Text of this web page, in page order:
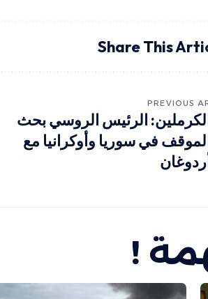
Share This
PREVIOUS
الرئيس الروسي بحث
في سوريا وأوكرانيا مع
!